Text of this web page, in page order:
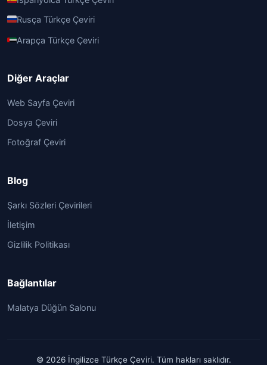
Rusça Türkçe Çeviri
Arapça Türkçe Çeviri
Diğer Araçlar
Web Sayfa Çeviri
Dosya Çeviri
Fotoğraf Çeviri
Blog
Şarkı Sözleri Çevirileri
İletişim
Gizlilik Politikası
Bağlantılar
Malatya Düğün Salonu
© 2026 İngilizce Türkçe Çeviri. Tüm hakları saklıdır.